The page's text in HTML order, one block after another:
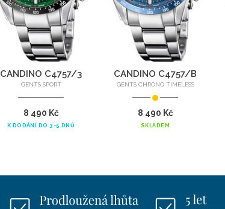
CANDINO C4757/3
GENTS SPORT
8 490 Kč
K DODÁNÍ DO 3-5 DNŮ
CANDINO C4757/B
GENTS CHRONO TIMELESS
8 490 Kč
SKLADEM